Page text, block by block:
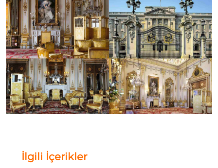
İlgili İçerikler